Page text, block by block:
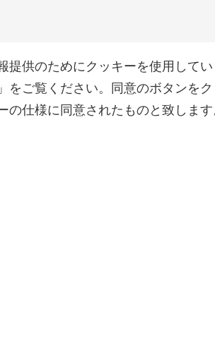
提供のためにクッキーを使用して
」をご覧ください。同意のボタンを
の仕様に同意されたものと致します